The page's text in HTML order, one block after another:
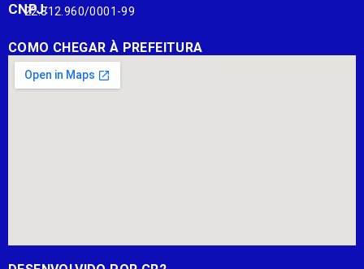
CNPJ:
22.812.960/0001-99
COMO CHEGAR À PREFEITURA